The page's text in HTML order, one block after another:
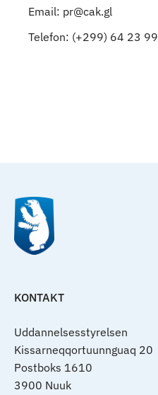
Email: pr@cak.gl
Telefon: (+299) 64 23 99
KONTAKT
Uddannelsesstyrelsen
Kissarneqqortuunnguaq 20
Postboks 1610
3900 Nuuk